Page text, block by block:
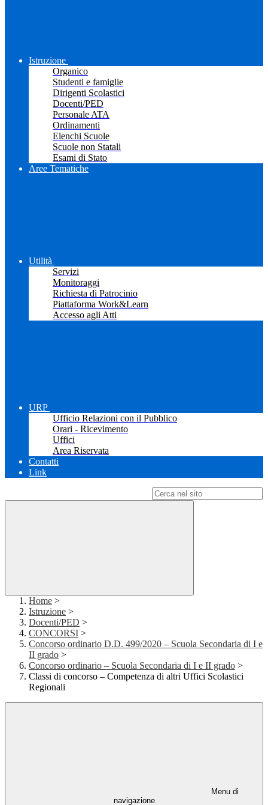
Istruzione
Organico
Studenti e famiglie
Dirigenti Scolastici
Docenti/PED
Personale ATA
Ordinamenti
Elenchi Scuole
Scuole non Statali
Esami di Stato
Aree Tematiche
Utilità
Servizi
Monitoraggi
Richiesta di Patrocinio
Piattaforma Work&Learn
Accesso agli Atti
URP
Ufficio Relazioni con il Pubblico
Orari - Ricevimento
Uffici
Area Riservata
Contatti
Link
Home >
Istruzione >
Docenti/PED >
CONCORSI >
Concorso ordinario D.D. 499/2020 – Scuola Secondaria di I e
II grado >
Concorso ordinario – Scuola Secondaria di I e II grado >
Classi di concorso – Competenza di altri Uffici Scolastici
Regionali
Menu di
navigazione